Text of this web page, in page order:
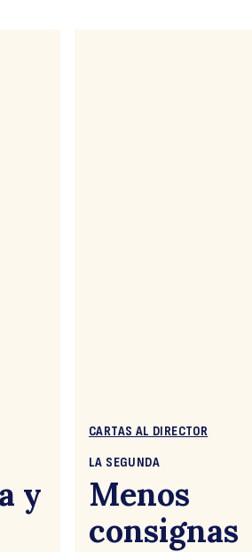
y
CARTAS AL DIRECTOR
LA SEGUNDA
Menos
consignas